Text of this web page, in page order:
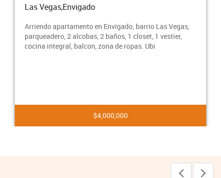
Las Vegas,Envigado
Arriendo apartamento en Envigado, barrio Las Vegas,
parqueadero, 2 alcobas, 2 baños, 1 closet, 1 vestier,
cocina integral, balcon, zona de ropas. Ubi
$4,000,000